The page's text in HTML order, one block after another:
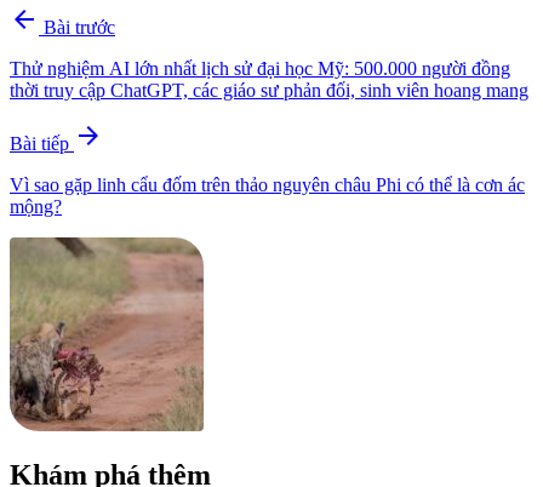
arrow_back Bài trước
Thử nghiệm AI lớn nhất lịch sử đại học Mỹ: 500.000 người đồng
thời truy cập ChatGPT, các giáo sư phản đối, sinh viên hoang mang
Bài tiếp arrow_forward
Vì sao gặp linh cẩu đốm trên thảo nguyên châu Phi có thể là cơn ác
mộng?
Khám phá thêm